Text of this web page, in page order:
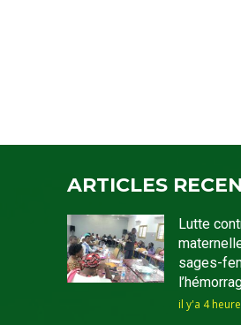
ARTICLES
Lutte
sages-
il y'a 4